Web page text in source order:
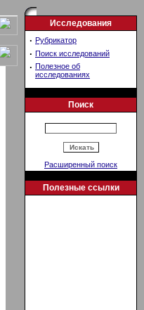
Исследования
· Рубрикатор
· Поиск исследований
· Полезное об
исследованиях
Поиск
Расширенный поиск
Полезные ссылки